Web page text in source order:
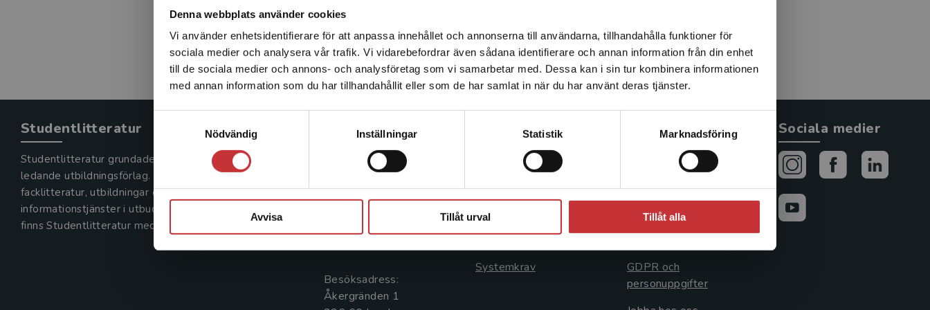
Denna webbplats använder cookies
Vi använder enhetsidentifierare för att anpassa innehållet och annonserna till användarna, tillhandahålla funktioner för
sociala medier och analysera vår trafik. Vi vidarebefordrar även sådana identifierare och annan information från din enhet
till de sociala medier och annons- och analysföretag som vi samarbetar med. Dessa kan i sin tur kombinera informationen
med annan information som du har tillhandahållit eller som de har samlat in när du har använt deras tjänster.
Nödvändig
Inställningar Statistik Marknadsföring
Avvisa Tillåt urval Tillåt alla
Det verkar som att du besöker studentlitteratur.se via en
enhet utanför Sverige. Vi erbjuder inte leveranser utanför
Sverige. För att kunna slutföra ett köp måste
leveransadressen vara i Sverige.Läs mer
Studentlitteratur
Studentlitteratur grundades 1963 och är idag Sveriges
ledande utbildningsförlag. Med läromedel, kurslitteratur,
facklitteratur, utbildningar och digitala
informationstjänster i utbudet,
finns Studentlitteratur med längs hela kunskapsresan.
Kontakta oss
Kontakta oss
046-31 20 00
Box 141
221 00 Lund
Besöksadress:
Åkergränden 1
Kundservice
Kontakta kundservice
046-31 21 00
Frågor och svar
Systemkrav
Allmänna länkar
Avtal och rättigheter
Cookies
GDPR och
personuppgifter
Sociala medier